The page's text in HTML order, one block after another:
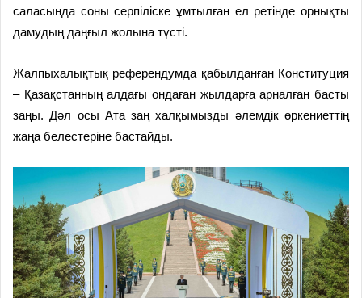
саласында соны серпіліске ұмтылған ел ретінде орнықты
дамудың даңғыл жолына түсті.
Жалпыхалықтық референдумда қабылданған Конституция
– Қазақстанның алдағы ондаған жылдарға арналған басты
заңы. Дәл осы Ата заң халқымызды әлемдік өркениеттің
жаңа белестеріне бастайды.